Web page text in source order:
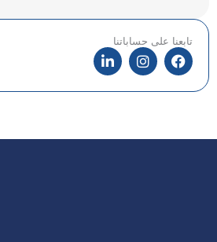
تابعنا على حساباتنا
ف
ي
ب
ا
ن
ت
ا
ل
ي
ك
ن